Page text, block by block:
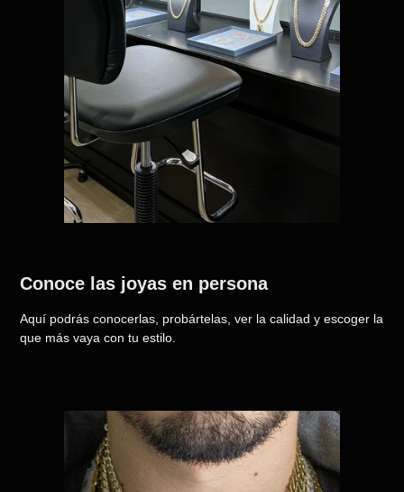
Conoce las joyas en persona
Aquí podrás conocerlas, probártelas, ver la calidad y escoger la
que más vaya con tu estilo.